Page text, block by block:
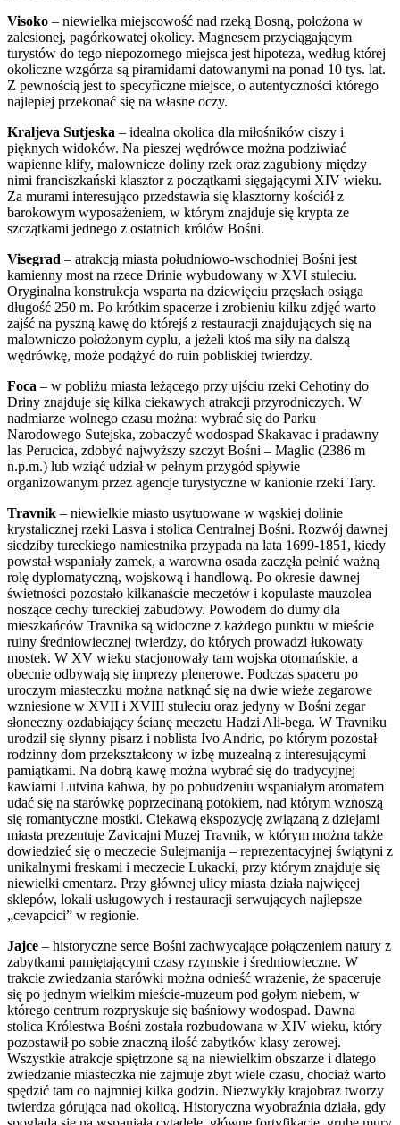
Visoko – niewielka miejscowość nad rzeką Bosną, położona w
zalesionej, pagórkowatej okolicy. Magnesem przyciągającym
turystów do tego niepozornego miejsca jest hipoteza, według której
okoliczne wzgórza są piramidami datowanymi na ponad 10 tys. lat.
Z pewnością jest to specyficzne miejsce, o autentyczności którego
najlepiej przekonać się na własne oczy.
Kraljeva Sutjeska – idealna okolica dla miłośników ciszy i
pięknych widoków. Na pieszej wędrówce można podziwiać
wapienne klify, malownicze doliny rzek oraz zagubiony między
nimi franciszkański klasztor z początkami sięgającymi XIV wieku.
Za murami interesująco przedstawia się klasztorny kościół z
barokowym wyposażeniem, w którym znajduje się krypta ze
szczątkami jednego z ostatnich królów Bośni.
Visegrad – atrakcją miasta południowo-wschodniej Bośni jest
kamienny most na rzece Drinie wybudowany w XVI stuleciu.
Oryginalna konstrukcja wsparta na dziewięciu przęsłach osiąga
długość 250 m. Po krótkim spacerze i zrobieniu kilku zdjęć warto
zajść na pyszną kawę do którejś z restauracji znajdujących się na
malowniczo położonym cyplu, a jeżeli ktoś ma siły na dalszą
wędrówkę, może podążyć do ruin pobliskiej twierdzy.
Foca – w pobliżu miasta leżącego przy ujściu rzeki Cehotiny do
Driny znajduje się kilka ciekawych atrakcji przyrodniczych. W
nadmiarze wolnego czasu można: wybrać się do Parku
Narodowego Sutejska, zobaczyć wodospad Skakavac i pradawny
las Perucica, zdobyć najwyższy szczyt Bośni – Maglic (2386 m
n.p.m.) lub wziąć udział w pełnym przygód spływie
organizowanym przez agencje turystyczne w kanionie rzeki Tary.
Travnik – niewielkie miasto usytuowane w wąskiej dolinie
krystalicznej rzeki Lasva i stolica Centralnej Bośni. Rozwój dawnej
siedziby tureckiego namiestnika przypada na lata 1699-1851, kiedy
powstał wspaniały zamek, a warowna osada zaczęła pełnić ważną
rolę dyplomatyczną, wojskową i handlową. Po okresie dawnej
świetności pozostało kilkanaście meczetów i kopulaste mauzolea
noszące cechy tureckiej zabudowy. Powodem do dumy dla
mieszkańców Travnika są widoczne z każdego punktu w mieście
ruiny średniowiecznej twierdzy, do których prowadzi łukowaty
mostek. W XV wieku stacjonowały tam wojska otomańskie, a
obecnie odbywają się imprezy plenerowe. Podczas spaceru po
uroczym miasteczku można natknąć się na dwie wieże zegarowe
wzniesione w XVII i XVIII stuleciu oraz jedyny w Bośni zegar
słoneczny ozdabiający ścianę meczetu Hadzi Ali-bega. W Travniku
urodził się słynny pisarz i noblista Ivo Andric, po którym pozostał
rodzinny dom przekształcony w izbę muzealną z interesującymi
pamiątkami. Na dobrą kawę można wybrać się do tradycyjnej
kawiarni Lutvina kahwa, by po pobudzeniu wspaniałym aromatem
udać się na starówkę poprzecinaną potokiem, nad którym wznoszą
się romantyczne mostki. Ciekawą ekspozycję związaną z dziejami
miasta prezentuje Zavicajni Muzej Travnik, w którym można także
dowiedzieć się o meczecie Sulejmanija – reprezentacyjnej świątyni z
unikalnymi freskami i meczecie Lukacki, przy którym znajduje się
niewielki cmentarz. Przy głównej ulicy miasta działa najwięcej
sklepów, lokali usługowych i restauracji serwujących najlepsze
„cevapcici” w regionie.
Jajce – historyczne serce Bośni zachwycające połączeniem natury z
zabytkami pamiętającymi czasy rzymskie i średniowieczne. W
trakcie zwiedzania starówki można odnieść wrażenie, że spaceruje
się po jednym wielkim mieście-muzeum pod gołym niebem, w
którego centrum rozpryskuje się baśniowy wodospad. Dawna
stolica Królestwa Bośni została rozbudowana w XIV wieku, który
pozostawił po sobie znaczną ilość zabytków klasy zerowej.
Wszystkie atrakcje spiętrzone są na niewielkim obszarze i dlatego
zwiedzanie miasteczka nie zajmuje zbyt wiele czasu, chociaż warto
spędzić tam co najmniej kilka godzin. Niezwykły krajobraz tworzy
twierdza górująca nad okolicą. Historyczna wyobraźnia działa, gdy